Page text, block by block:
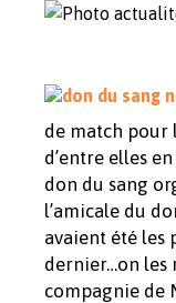
de match pour
d’entre elles
don du sang
l’amicale du
avaient été les
dernier…on les
compagnie de